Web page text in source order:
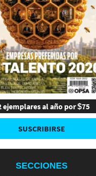
ejemplares al año por $75
SUSCRIBIRSE
SECCIONES